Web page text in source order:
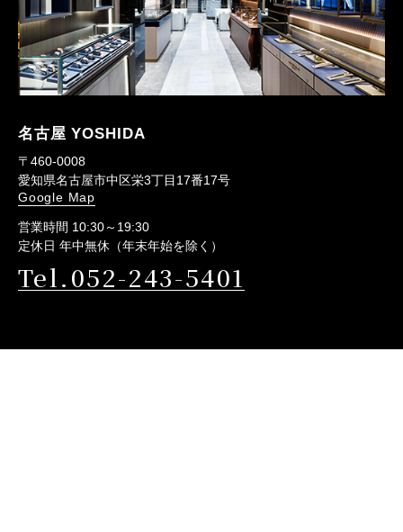
名古屋 YOSHIDA
〒460-0008
愛知県名古屋市中区栄3丁目17番17号
Google Map
営業時間 10:30～19:30
定休日 年中無休（年末年始を除く）
Tel.052-243-5401